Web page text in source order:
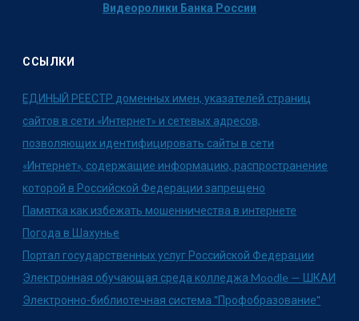
Видеоролики Банка России
ССЫЛКИ
ЕДИНЫЙ РЕЕСТР доменных имен, указателей страниц
сайтов в сети «Интернет» и сетевых адресов,
позволяющих идентифицировать сайты в сети
«Интернет», содержащие информацию, распространение
которой в Российской Федерации запрещено
Памятка как избежать мошенничества в интернете
Погода в Шахунье
Портал государственных услуг Российской Федерации
Электронная обучающая среда колледжа Moodle — ШКАИ
Электронно-библиотечная система "Профобразование"